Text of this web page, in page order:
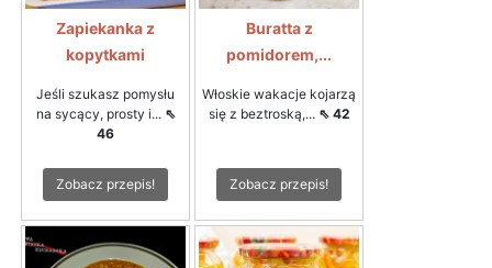
Zapiekanka z
kopytkami
Jeśli szukasz pomysłu
na sycący, prosty i... ⇖
46
Zobacz przepis!
Buratta z
pomidorem,...
Włoskie wakacje kojarzą
się z beztroską,... ⇖ 42
Zobacz przepis!